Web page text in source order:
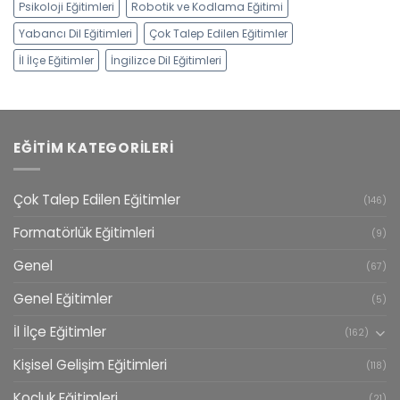
Psikoloji Eğitimleri
Robotik ve Kodlama Eğitimi
Yabancı Dil Eğitimleri
Çok Talep Edilen Eğitimler
İl İlçe Eğitimler
İngilizce Dil Eğitimleri
EĞITIM KATEGORILERI
Çok Talep Edilen Eğitimler (146)
Formatörlük Eğitimleri (9)
Genel (67)
Genel Eğitimler (5)
İl İlçe Eğitimler (162)
Kişisel Gelişim Eğitimleri (118)